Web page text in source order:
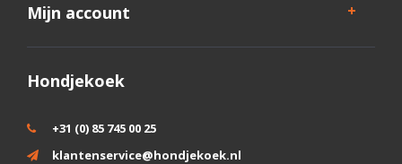
Mijn account
Hondjekoek
+31 (0) 85 745 00 25
klantenservice@hondjekoek.nl